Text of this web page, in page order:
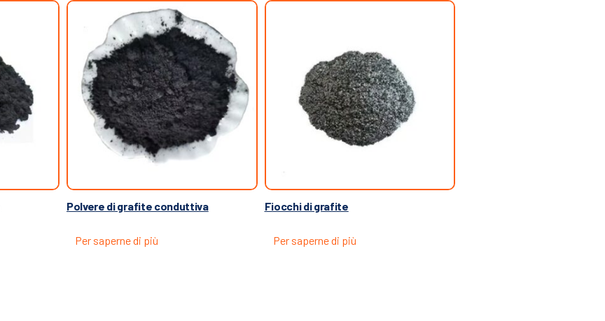
Polvere di grafite conduttiva
Per saperne di più
Fiocchi di grafite
Per saperne di più